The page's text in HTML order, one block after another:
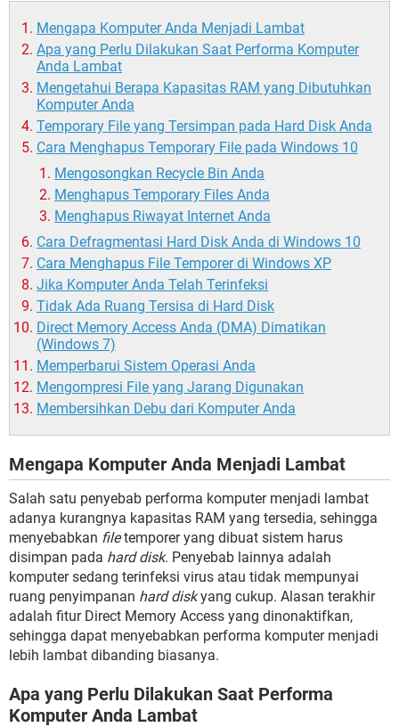
Mengapa Komputer Anda Menjadi Lambat
Apa yang Perlu Dilakukan Saat Performa Komputer
Anda Lambat
Mengetahui Berapa Kapasitas RAM yang Dibutuhkan
Komputer Anda
Temporary File yang Tersimpan pada Hard Disk Anda
Cara Menghapus Temporary File pada Windows 10
Mengosongkan Recycle Bin Anda
Menghapus Temporary Files Anda
Menghapus Riwayat Internet Anda
Cara Defragmentasi Hard Disk Anda di Windows 10
Cara Menghapus File Temporer di Windows XP
Jika Komputer Anda Telah Terinfeksi
Tidak Ada Ruang Tersisa di Hard Disk
Direct Memory Access Anda (DMA) Dimatikan
(Windows 7)
Memperbarui Sistem Operasi Anda
Mengompresi File yang Jarang Digunakan
Membersihkan Debu dari Komputer Anda
Mengapa Komputer Anda Menjadi Lambat
Salah satu penyebab performa komputer menjadi lambat
adanya kurangnya kapasitas RAM yang tersedia, sehingga
menyebabkan filetemporer yang dibuat sistem harus
disimpan pada hard disk. Penyebab lainnya adalah
komputer sedang terinfeksi virus atau tidak mempunyai
ruang penyimpanan hard diskyang cukup. Alasan terakhir
adalah fitur Direct Memory Access yang dinonaktifkan,
sehingga dapat menyebabkan performa komputer menjadi
lebih lambat dibanding biasanya.
Apa yang Perlu Dilakukan Saat Performa
Komputer Anda Lambat